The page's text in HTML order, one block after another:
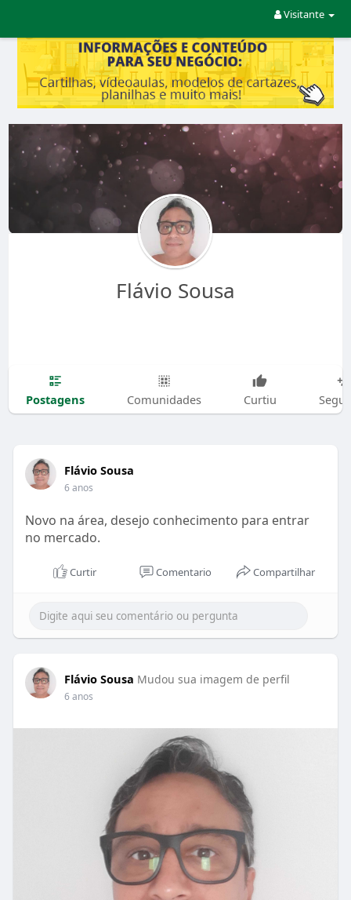
Visitante
Flávio Sousa
Postagens Comunidades Curtiu
Flávio Sousa
6 anos
Novo na área, desejo conhecimento para entrar
no mercado.
Curtir Comentario Compartilhar
Flávio Sousa Mudou sua imagem de perfil
6 anos